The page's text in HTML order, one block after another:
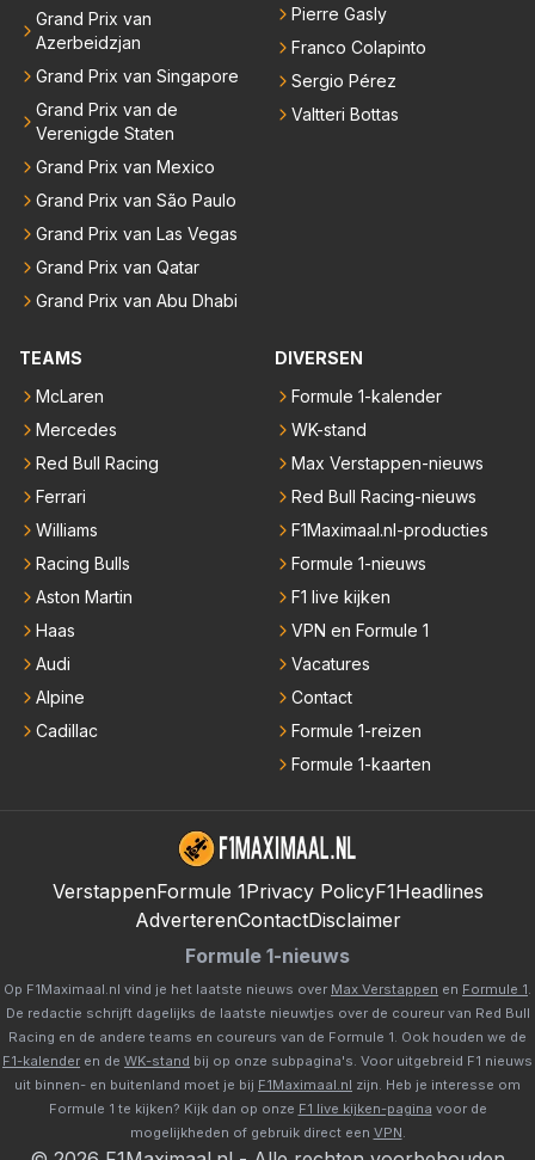
Grand Prix van
Azerbeidzjan
Grand Prix van Singapore
Grand Prix van de
Verenigde Staten
Grand Prix van Mexico
Grand Prix van São Paulo
Grand Prix van Las Vegas
Grand Prix van Qatar
Grand Prix van Abu Dhabi
Pierre Gasly
Franco Colapinto
Sergio Pérez
Valtteri Bottas
TEAMS
McLaren
Mercedes
Red Bull Racing
Ferrari
Williams
Racing Bulls
Aston Martin
Haas
Audi
Alpine
Cadillac
DIVERSEN
Formule 1-kalender
WK-stand
Max Verstappen-nieuws
Red Bull Racing-nieuws
F1Maximaal.nl-producties
Formule 1-nieuws
F1 live kijken
VPN en Formule 1
Vacatures
Contact
Formule 1-reizen
Formule 1-kaarten
VerstappenFormule 1Privacy PolicyF1Headlines
AdverterenContactDisclaimer
Formule 1-nieuws
Op F1Maximaal.nl vind je het laatste nieuws over Max Verstappen en Formule 1.
De redactie schrijft dagelijks de laatste nieuwtjes over de coureur van Red Bull
Racing en de andere teams en coureurs van de Formule 1. Ook houden we de
F1-kalender en de WK-stand bij op onze subpagina's. Voor uitgebreid F1 nieuws
uit binnen- en buitenland moet je bij F1Maximaal.nl zijn. Heb je interesse om
Formule 1 te kijken? Kijk dan op onze F1 live kijken-pagina voor de
mogelijkheden of gebruik direct een VPN.